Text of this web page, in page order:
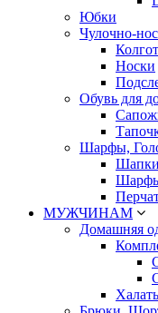
Юбки
Чулочно-
Носки
Обувь для
Шарфы,
Шапки
МУЖЧИНАМ
Домашняя